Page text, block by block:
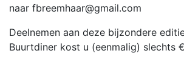
naar fbreemhaar@gmail.com
Deelnemen aan deze bijzondere
Buurtdiner kost u (eenmalig) slechts